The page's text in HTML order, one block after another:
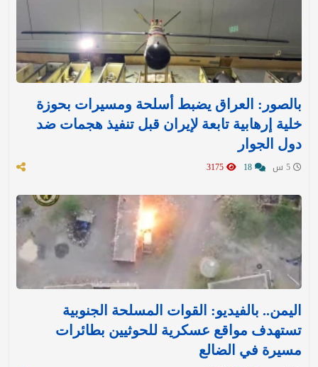
بالصور: العراق يضبط أسلحة ومسيرات بحوزة
خلية إرهابية تابعة لإيران قبل تنفيذ هجمات ضد
دول الجوار
اليمن.. بالفيديو: القوات المسلحة الجنوبية
تستهدف مواقع عسكرية للحوثيين بطائرات
مسيرة في الضالع